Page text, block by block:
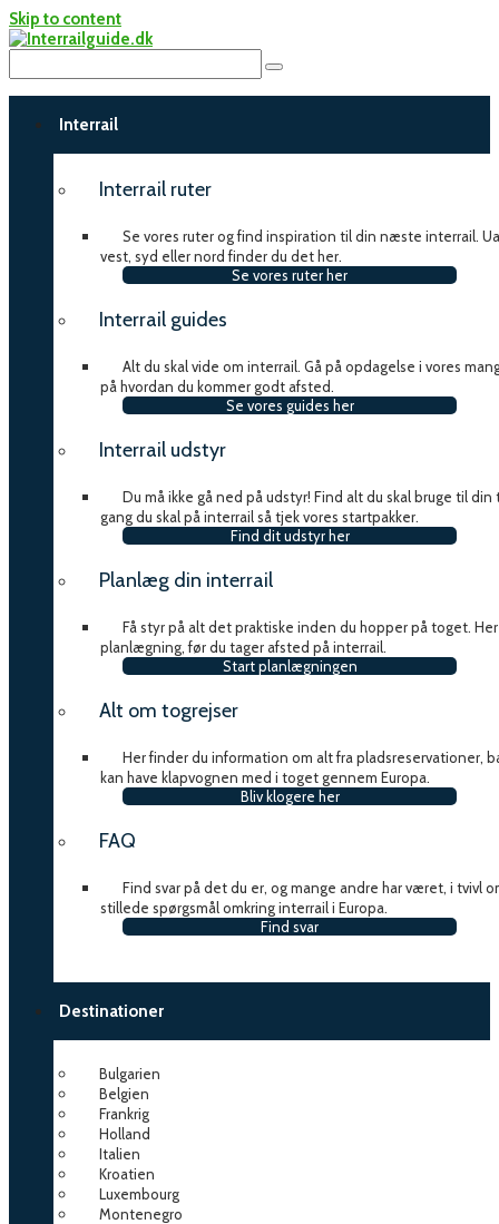
Skip to content
Interrail
Interrail ruter
Se vores ruter og find inspiration til din næste interrail.
vest, syd eller nord finder du det her.
Se vores ruter her
Interrail guides
Alt du skal vide om interrail. Gå på opdagelse i vores
på hvordan du kommer godt afsted.
Se vores guides her
Interrail udstyr
Du må ikke gå ned på udstyr! Find alt du skal bruge til din
gang du skal på interrail så tjek vores startpakker.
Find dit udstyr her
Planlæg din interrail
Få styr på alt det praktiske inden du hopper på toget.
planlægning, før du tager afsted på interrail.
Start planlægningen
Alt om togrejser
Her finder du information om alt fra pladsreservationer,
kan have klapvognen med i toget gennem Europa.
Bliv klogere her
FAQ
Find svar på det du er, og mange andre har været, i tvivl
stillede spørgsmål omkring interrail i Europa.
Find svar
Destinationer
Bulgarien
Belgien
Frankrig
Holland
Italien
Kroatien
Luxembourg
Montenegro